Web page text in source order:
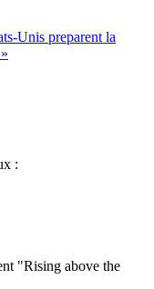
Unis preparent la
:
"Rising above the